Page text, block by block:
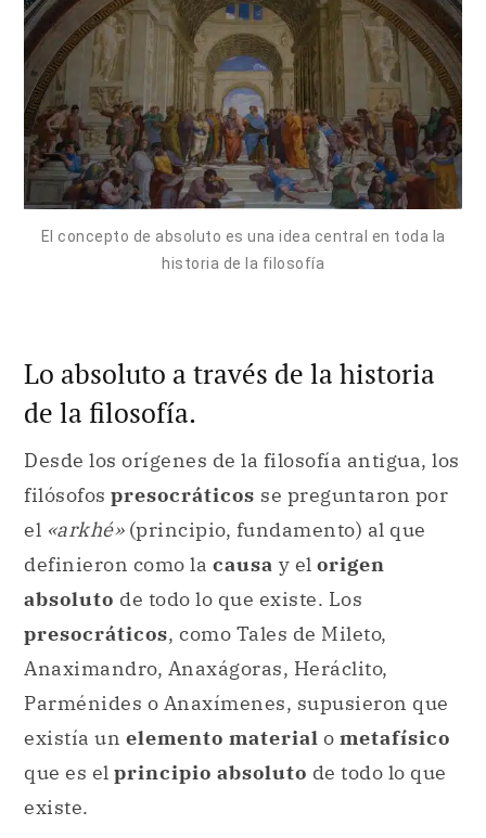
El concepto de absoluto es una idea central en toda la
historia de la filosofía
Lo absoluto a través de la historia
de la filosofía.
Desde los orígenes de la filosofía antigua, los
filósofos presocráticos se preguntaron por
el «arkhé»(principio, fundamento) al que
definieron como la causa y el origen
absoluto de todo lo que existe. Los
presocráticos, como Tales de Mileto,
Anaximandro, Anaxágoras, Heráclito,
Parménides o Anaxímenes, supusieron que
existía un elemento material o metafísico
que es el principio absoluto de todo lo que
existe.